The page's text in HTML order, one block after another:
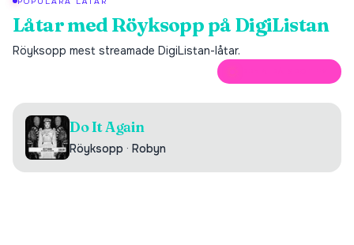
Låtar medRöyksopp på DigiListan
Röyksopp mest streamade DigiListan-låtar.
Do It Again
Röyksopp · Robyn